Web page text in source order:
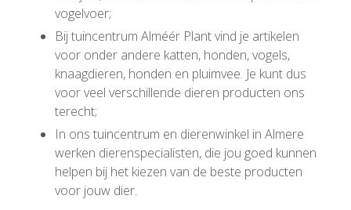
vogelvoer;
Bij tuincentrum Alméér Plant vind je artikelen
voor onder andere katten, honden, vogels,
knaagdieren, honden en pluimvee. Je kunt dus
voor veel verschillende dieren producten ons
terecht;
In ons tuincentrum en dierenwinkel in Almere
werken dierenspecialisten, die jou goed kunnen
helpen bij het kiezen van de beste producten
voor jouw dier.